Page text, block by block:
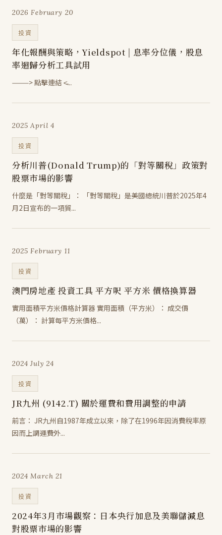
2026 February 20
投資
年化報酬與策略，Yieldspot | 息率分位儀，股息
率迴歸分析工具試用
———> 點擊連結 <̵...
2025 April 4
投資
分析川普(Donald Trump)的「對等關稅」政策對
股票市場的影響
什麼是「對等關稅」： 「對等關稅」是美國總統川普於2025年4
月2日宣布的一項貿...
2025 February 11
投資
澳門房地產 投資工具 平方呎 平方米 價格換算器
實用面積平方米價格計算器 實用面積（平方米）： 成交價
（萬）： 計算每平方米價格...
2024 July 24
投資
JR九州 (9142.T) 關於運費和費用調整的申請
前言： JR九州自1987年成立以來，除了在1996年因消費稅率原
因而上調運費外...
2024 March 21
投資
2024年3月市場觀察：日本央行加息及美聯儲減息
對股票市場的影響